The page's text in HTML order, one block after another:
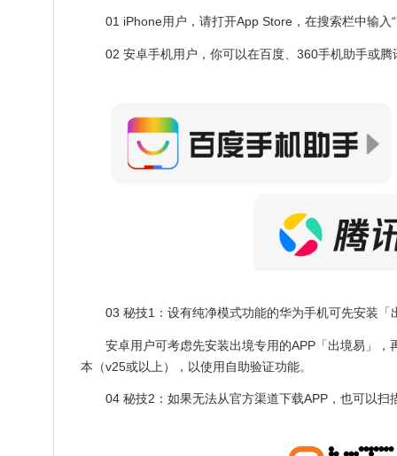
01 iPhone用户，请打开App Store，在搜索栏中输入
02 安卓手机用户，你可以在百度、360手机助手或
03 秘技1：设有纯净模式功能的华为手机可先安装「
安卓用户可考虑先安装出境专用的APP「出境易」
本（v25或以上），以使用自助验证功能。
04 秘技2：如果无法从官方渠道下载APP，也可以